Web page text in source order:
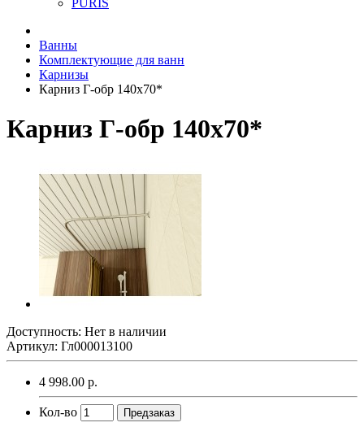
PURIS
Ванны
Комплектующие для ванн
Карнизы
Карниз Г-обр 140х70*
Карниз Г-обр 140х70*
Доступность: Нет в наличии
Артикул: Гл000013100
4 998.00 р.
Кол-во Предзаказ